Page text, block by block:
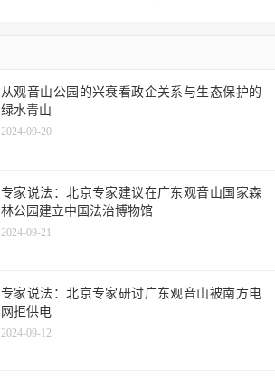
从观音山公园的兴衰看政企关系与生态保护的
绿水青山
2024-09-20
专家说法：北京专家建议在广东观音山国家森
林公园建立中国法治博物馆
2024-09-21
专家说法：北京专家研讨广东观音山被南方电
网拒供电
2024-09-12